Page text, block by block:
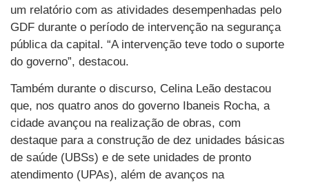
um relatório com as atividades desempenhadas pelo
GDF durante o período de intervenção na segurança
pública da capital. “A intervenção teve todo o suporte
do governo”, destacou.
Também durante o discurso, Celina Leão destacou
que, nos quatro anos do governo Ibaneis Rocha, a
cidade avançou na realização de obras, com
destaque para a construção de dez unidades básicas
de saúde (UBSs) e de sete unidades de pronto
atendimento (UPAs), além de avanços na